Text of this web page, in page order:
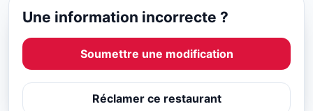
Une information incorrecte ?
Soumettre une modification
Réclamer ce restaurant